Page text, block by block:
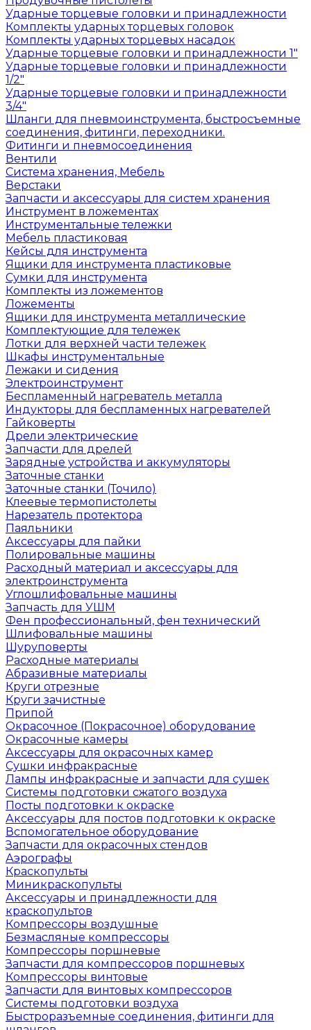
Ударные торцевые головки и принадлежности
Комплекты ударных торцевых головок
Комплекты ударных торцевых насадок
Ударные торцевые головки и принадлежности 1"
Ударные торцевые головки и принадлежности
1/2"
Ударные торцевые головки и принадлежности
3/4"
Шланги для пневмоинструмента, быстросъемные
соединения, фитинги, переходники.
Фитинги и пневмосоединения
Вентили
Система хранения, Мебель
Верстаки
Запчасти и аксессуары для систем хранения
Инструмент в ложементах
Инструментальные тележки
Мебель пластиковая
Кейсы для инструмента
Ящики для инструмента пластиковые
Сумки для инструмента
Комплекты из ложементов
Ложементы
Ящики для инструмента металлические
Комплектующие для тележек
Лотки для верхней части тележек
Шкафы инструментальные
Лежаки и сидения
Электроинструмент
Беспламенный нагреватель металла
Индукторы для беспламенных нагревателей
Гайковерты
Дрели электрические
Запчасти для дрелей
Зарядные устройства и аккумуляторы
Заточные станки
Заточные станки (Точило)
Клеевые термопистолеты
Нарезатель протектора
Паяльники
Аксессуары для пайки
Полировальные машины
Расходный материал и аксессуары для
электроинструмента
Углошлифовальные машины
Запчасть для УШМ
Фен профессиональный, фен технический
Шлифовальные машины
Шуруповерты
Расходные материалы
Абразивные материалы
Круги отрезные
Круги зачистные
Припой
Окрасочное (Покрасочное) оборудование
Окрасочные камеры
Аксессуары для окрасочных камер
Сушки инфракрасные
Лампы инфракрасные и запчасти для сушек
Системы подготовки сжатого воздуха
Посты подготовки к окраске
Аксессуары для постов подготовки к окраске
Вспомогательное оборудование
Запчасти для окрасочных стендов
Аэрографы
Краскопульты
Миникраскопульты
Аксессуары и принадлежности для
краскопультов
Компрессоры воздушные
Безмасляные компрессоры
Компрессоры поршневые
Запчасти для компрессоров поршневых
Компрессоры винтовые
Запчасти для винтовых компрессоров
Системы подготовки воздуха
Быстроразъемные соединения, фитинги для